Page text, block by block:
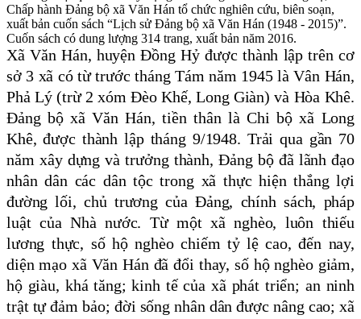
Chấp hành Đảng bộ xã Văn Hán tổ chức nghiên cứu, biên soạn,
xuất bản cuốn sách “Lịch sử Đảng bộ xã Văn Hán (1948 - 2015)”.
Cuốn sách có dung lượng 314 trang, xuất bản năm 2016.
Xã Văn Hán, huyện Đồng Hỷ được thành lập trên cơ
sở 3 xã có từ trước tháng Tám năm 1945 là Vân Hán,
Phả Lý (trừ 2 xóm Đèo Khế, Long Giàn) và Hòa Khê.
Đảng bộ xã Văn Hán, tiền thân là Chi bộ xã Long
Khê, được thành lập tháng 9/1948. Trải qua gần 70
năm xây dựng và trưởng thành, Đảng bộ đã lãnh đạo
nhân dân các dân tộc trong xã thực hiện thắng lợi
đường lối, chủ trương của Đảng, chính sách, pháp
luật của Nhà nước. Từ một xã nghèo, luôn thiếu
lương thực, số hộ nghèo chiếm tỷ lệ cao, đến nay,
diện mạo xã Văn Hán đã đổi thay, số hộ nghèo giảm,
hộ giàu, khá tăng; kinh tế của xã phát triển; an ninh
trật tự đảm bảo; đời sống nhân dân được nâng cao; xã